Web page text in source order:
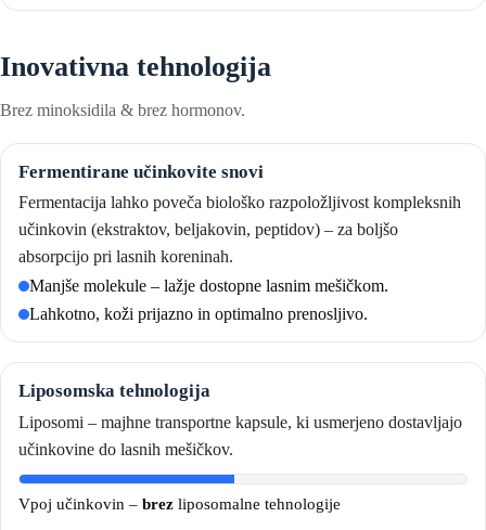
Inovativna tehnologija
Brez minoksidila & brez hormonov.
Fermentirane učinkovite snovi
Fermentacija lahko poveča biološko razpoložljivost kompleksnih
učinkovin (ekstraktov, beljakovin, peptidov) – za boljšo
absorpcijo pri lasnih koreninah.
Manjše molekule – lažje dostopne lasnim mešičkom.
Lahkotno, koži prijazno in optimalno prenosljivo.
Liposomska tehnologija
Liposomi – majhne transportne kapsule, ki usmerjeno dostavljajo
učinkovine do lasnih mešičkov.
Vpoj učinkovin – brez liposomalne tehnologije